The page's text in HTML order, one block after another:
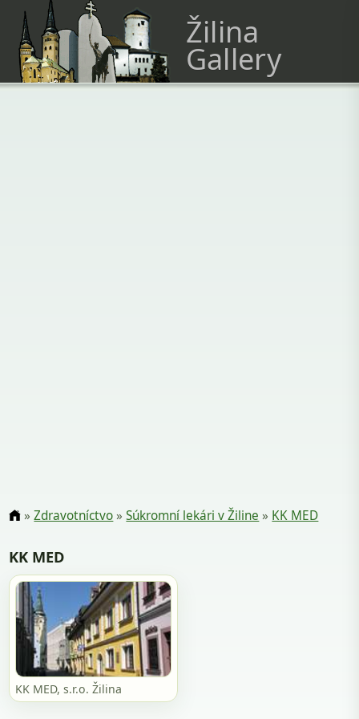
Žilina
Gallery
»Zdravotníctvo»Súkromní lekári v Žiline » KK MED
KK MED
KK MED, s.r.o. Žilina